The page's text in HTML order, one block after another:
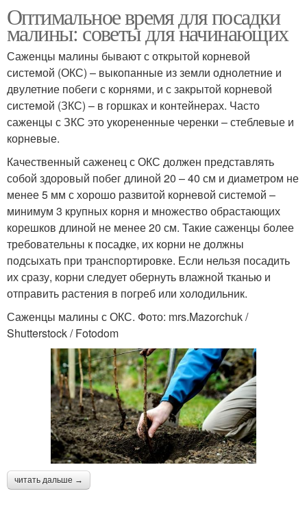
Оптимальное время для посадки
малины: советы для начинающих
Саженцы малины бывают с открытой корневой
системой (ОКС) – выкопанные из земли однолетние и
двулетние побеги с корнями, и с закрытой корневой
системой (ЗКС) – в горшках и контейнерах. Часто
саженцы с ЗКС это укорененные черенки – стеблевые и
корневые.
Качественный саженец с ОКС должен представлять
собой здоровый побег длиной 20 – 40 см и диаметром не
менее 5 мм с хорошо развитой корневой системой –
минимум 3 крупных корня и множество обрастающих
корешков длиной не менее 20 см. Такие саженцы более
требовательны к посадке, их корни не должны
подсыхать при транспортировке. Если нельзя посадить
их сразу, корни следует обернуть влажной тканью и
отправить растения в погреб или холодильник.
Саженцы малины с ОКС. Фото: mrs.Mazorchuk /
Shutterstock / Fotodom
читать дальше →